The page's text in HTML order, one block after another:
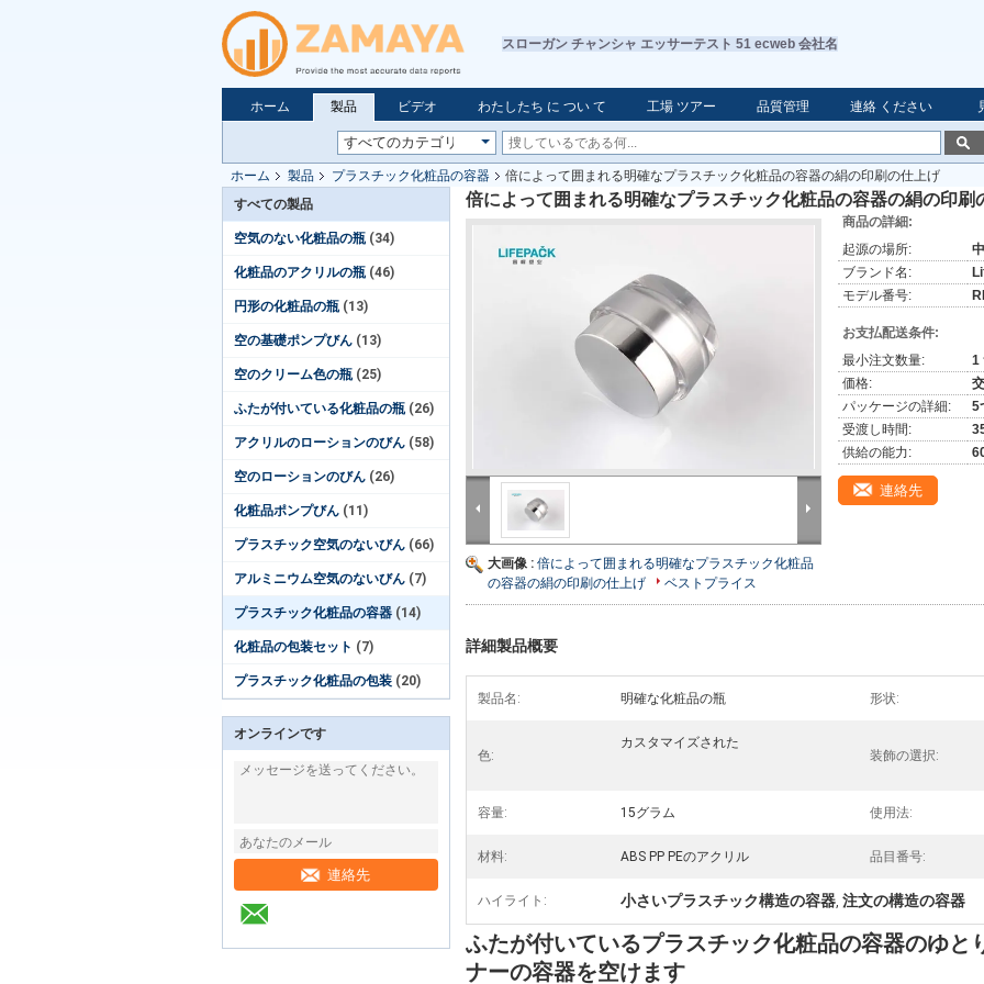
スローガン チャンシャ エッサーテスト 51 ecweb 会社名
ホーム 製品 ビデオ わたしたち に つい て 工場 ツアー 品質管理 連絡 ください
ホーム 製品 プラスチック化粧品の容器
倍によって囲まれる明確なプラスチック化粧品の容器の絹の印刷の仕上げ
すべての製品
空気のない化粧品の瓶 (34)
化粧品のアクリルの瓶 (46)
円形の化粧品の瓶 (13)
空の基礎ポンプびん (13)
空のクリーム色の瓶 (25)
ふたが付いている化粧品の瓶 (26)
アクリルのローションのびん (58)
空のローションのびん (26)
化粧品ポンプびん (11)
プラスチック空気のないびん (66)
アルミニウム空気のないびん (7)
プラスチック化粧品の容器 (14)
化粧品の包装セット (7)
プラスチック化粧品の包装 (20)
オンラインです
連絡先
倍によって囲まれる明確なプラスチック化粧品の容器の絹の印刷
大画像 : 倍によって囲まれる明確なプラスチック化粧品
の容器の絹の印刷の仕上げ
ベストプライス
商品の詳細:
起源の場所:
ブランド名:
モデル番号:
お支払配送条件:
最小注文数量:
1
価格:
パッケージの詳細:
5
受渡し時間:
供給の能力:
連絡先
詳細製品概要
製品名: 明確な化粧品の瓶 形状:
色:
カスタマイズされた
装飾の選択:
容量: 15グラム 使用法:
材料: ABS PP PEのアクリル 品目番号:
ハイライト: 小さいプラスチック構造の容器, 注文の構造の容器
ふたが付いているプラスチック化粧品の容器のゆと
ナーの容器を空けます